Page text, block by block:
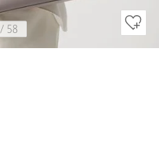
/ 58